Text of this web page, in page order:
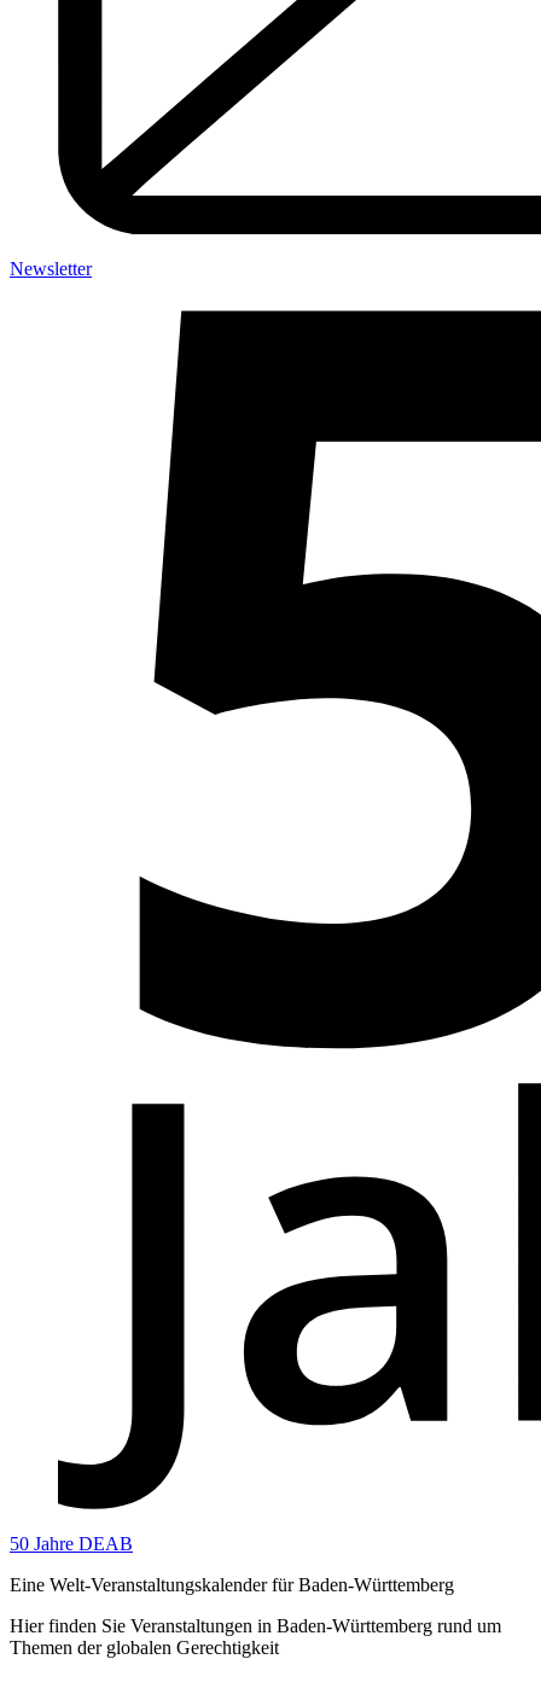
Newsletter
50 Jahre DEAB
Eine Welt-Veranstaltungskalender für Baden-Württemberg
Hier finden Sie Veranstaltungen in Baden-Württemberg rund um
Themen der globalen Gerechtigkeit